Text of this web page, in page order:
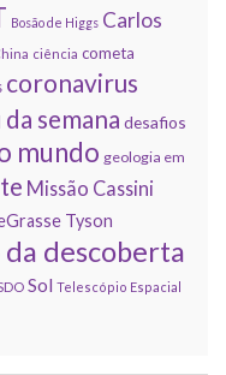
Bosão de Higgs Carlos
ciência cometa
coronavirus
da semana desafios
mundo geologia em
Missão Cassini
Tyson
descoberta
Sol Telescópio Espacial